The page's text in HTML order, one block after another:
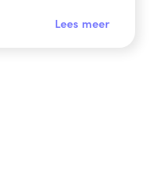
Lees meer